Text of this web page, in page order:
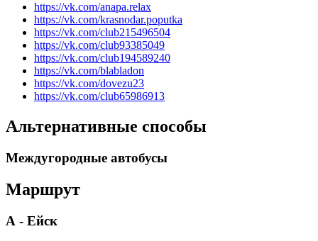
https://vk.com/anapa.relax
https://vk.com/krasnodar.poputka
https://vk.com/club215496504
https://vk.com/club93385049
https://vk.com/club194589240
https://vk.com/blabladon
https://vk.com/dovezu23
https://vk.com/club65986913
Альтернативные способы
Междугородные автобусы
Маршрут
А - Ейск